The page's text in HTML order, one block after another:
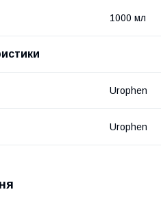
1000 мл
Urophen
Urophen